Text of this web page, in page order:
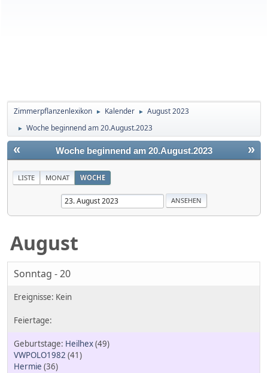
Zimmerpflanzenlexikon ► Kalender ► August 2023
► Woche beginnend am 20.August.2023
« »
Woche beginnend am 20.August.2023
LISTE MONAT WOCHE
August
Sonntag - 20
Heilhex(49)
VWPOLO1982 (41)
Hermie (36)